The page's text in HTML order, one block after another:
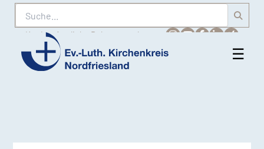
Suche
Karriere Amtliche Bekanntmachungen
Ev.-
☰